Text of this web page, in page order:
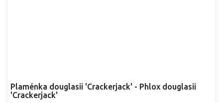
Plaménka douglasii 'Crackerjack' - Phlox douglasii
'Crackerjack'